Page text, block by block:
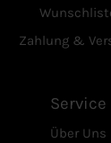
Zahlung &
Service
Über Uns